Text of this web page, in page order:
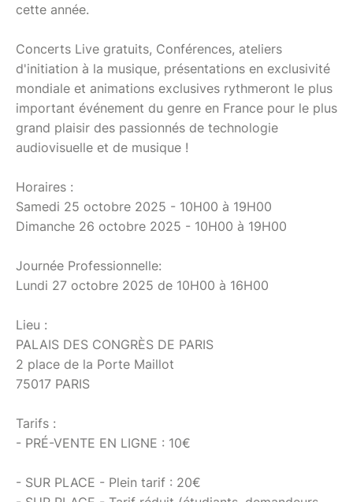
cette année.
Concerts Live gratuits, Conférences, ateliers
d'initiation à la musique, présentations en exclusivité
mondiale et animations exclusives rythmeront le plus
important événement du genre en France pour le plus
grand plaisir des passionnés de technologie
audiovisuelle et de musique !
Horaires :
Samedi 25 octobre 2025 - 10H00 à 19H00
Dimanche 26 octobre 2025 - 10H00 à 19H00
Journée Professionnelle:
Lundi 27 octobre 2025 de 10H00 à 16H00
Lieu :
PALAIS DES CONGRÈS DE PARIS
2 place de la Porte Maillot
75017 PARIS
Tarifs :
- PRÉ-VENTE EN LIGNE : 10€
- SUR PLACE - Plein tarif : 20€